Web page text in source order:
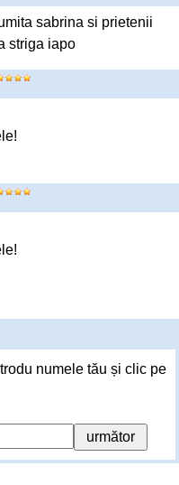
sabrina si prietenii
striga iapo
numele tău și clic pe